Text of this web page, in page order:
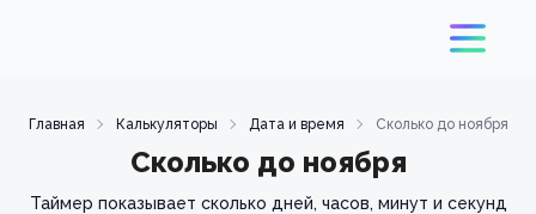
Главная Калькуляторы Дата и время Сколько до ноября
Сколько до ноября
Таймер показывает сколько дней, часов, минут и секунд